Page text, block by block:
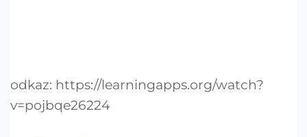
odkaz: https://learningapps.org/watch?
v=pojbqe26224